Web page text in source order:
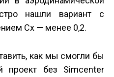
нашли вариант с
Cx — менее 0,2.
как мы смогли бы
проект без Simcenter